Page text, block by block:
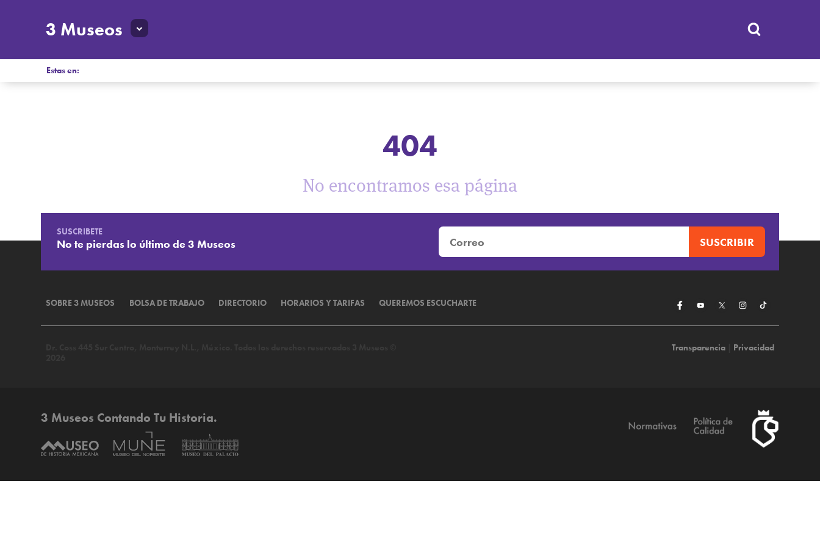
3 Museos
Estas en:
404
No encontramos esa página
SUSCRIBETE
No te pierdas lo último de 3 Museos
SOBRE 3 MUSEOS BOLSA DE TRABAJO DIRECTORIO HORARIOS Y TARIFAS QUEREMOS ESCUCHARTE
Transparencia| Privacidad
3 Museos Contando Tu Historia.